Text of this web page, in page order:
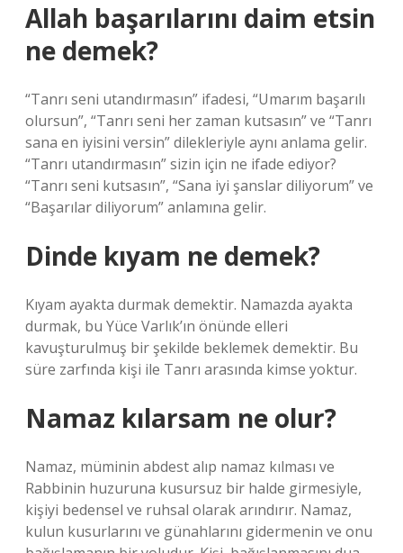
Allah başarılarını daim etsin
ne demek?
“Tanrı seni utandırmasın” ifadesi, “Umarım başarılı
olursun”, “Tanrı seni her zaman kutsasın” ve “Tanrı
sana en iyisini versin” dilekleriyle aynı anlama gelir.
“Tanrı utandırmasın” sizin için ne ifade ediyor?
“Tanrı seni kutsasın”, “Sana iyi şanslar diliyorum” ve
“Başarılar diliyorum” anlamına gelir.
Dinde kıyam ne demek?
Kıyam ayakta durmak demektir. Namazda ayakta
durmak, bu Yüce Varlık’ın önünde elleri
kavuşturulmuş bir şekilde beklemek demektir. Bu
süre zarfında kişi ile Tanrı arasında kimse yoktur.
Namaz kılarsam ne olur?
Namaz, müminin abdest alıp namaz kılması ve
Rabbinin huzuruna kusursuz bir halde girmesiyle,
kişiyi bedensel ve ruhsal olarak arındırır. Namaz,
kulun kusurlarını ve günahlarını gidermenin ve onu